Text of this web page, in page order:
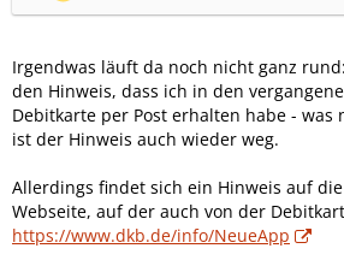
Irgendwas läuft da noch nicht ganz
den Hinweis, dass ich in den
Debitkarte per Post erhalten habe - was
ist der Hinweis auch wieder weg.
Allerdings findet sich ein Hinweis auf
Webseite, auf der auch von der
https://www.dkb.de/info/NeueApp